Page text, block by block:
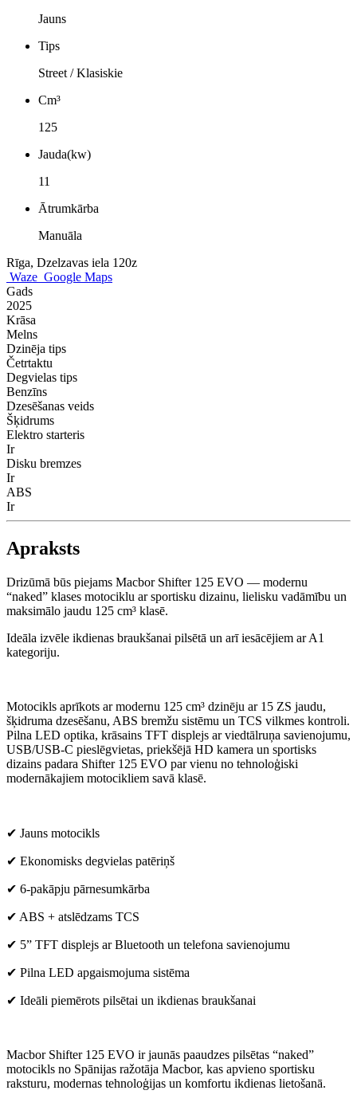
Jauns
Tips
Street / Klasiskie
Cm³
125
Jauda(kw)
11
Ātrumkārba
Manuāla
Rīga, Dzelzavas iela 120z
Waze Google Maps
Gads
2025
Krāsa
Melns
Dzinēja tips
Četrtaktu
Degvielas tips
Benzīns
Dzesēšanas veids
Šķidrums
Elektro starteris
Ir
Disku bremzes
Ir
ABS
Ir
Apraksts
Drizūmā būs piejams Macbor Shifter 125 EVO — modernu
“naked” klases motociklu ar sportisku dizainu, lielisku vadāmību un
maksimālo jaudu 125 cm³ klasē.
Ideāla izvēle ikdienas braukšanai pilsētā un arī iesācējiem ar A1
kategoriju.
Motocikls aprīkots ar modernu 125 cm³ dzinēju ar 15 ZS jaudu,
šķidruma dzesēšanu, ABS bremžu sistēmu un TCS vilkmes kontroli.
Pilna LED optika, krāsains TFT displejs ar viedtālruņa savienojumu,
USB/USB-C pieslēgvietas, priekšējā HD kamera un sportisks
dizains padara Shifter 125 EVO par vienu no tehnoloģiski
modernākajiem motocikliem savā klasē.
✔ Jauns motocikls
✔ Ekonomisks degvielas patēriņš
✔ 6-pakāpju pārnesumkārba
✔ ABS + atslēdzams TCS
✔ 5” TFT displejs ar Bluetooth un telefona savienojumu
✔ Pilna LED apgaismojuma sistēma
✔ Ideāli piemērots pilsētai un ikdienas braukšanai
Macbor Shifter 125 EVO ir jaunās paaudzes pilsētas “naked”
motocikls no Spānijas ražotāja Macbor, kas apvieno sportisku
raksturu, modernas tehnoloģijas un komfortu ikdienas lietošanā.